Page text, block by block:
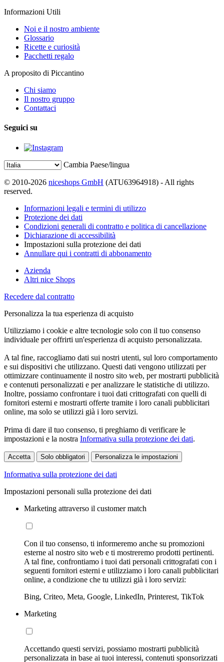
Informazioni Utili
Noi e il nostro ambiente
Glossario
Ricette e curiosità
Pacchetti regalo
A proposito di Piccantino
Chi siamo
Il nostro gruppo
Contattaci
Seguici su
Cambia Paese/lingua
© 2010-2026 niceshops GmbH (ATU63964918) - All rights
reserved.
Informazioni legali e termini di utilizzo
Protezione dei dati
Condizioni generali di contratto e politica di cancellazione
Dichiarazione di accessibilità
Impostazioni sulla protezione dei dati
Annullare qui i contratti di abbonamento
Azienda
Altri nice Shops
Recedere dal contratto
Personalizza la tua esperienza di acquisto
Utilizziamo i cookie e altre tecnologie solo con il tuo consenso
individuale per offrirti un'esperienza di acquisto personalizzata.
A tal fine, raccogliamo dati sui nostri utenti, sul loro comportamento
e sui dispositivi che utilizzano. Questi dati vengono utilizzati per
ottimizzare continuamente il nostro sito web, per mostrarti pubblicità
e contenuti personalizzati e per analizzare le statistiche di utilizzo.
Inoltre, possiamo confrontare i tuoi dati crittografati con quelli di
fornitori esterni e mostrarti offerte tramite i loro canali pubblicitari
online, ma solo se utilizzi già i loro servizi.
Prima di dare il tuo consenso, ti preghiamo di verificare le
impostazioni e la nostra Informativa sulla protezione dei dati.
Accetta Solo obbligatori Personalizza le impostazioni
Informativa sulla protezione dei dati
Impostazioni personali sulla protezione dei dati
Marketing attraverso il customer match
Con il tuo consenso, ti informeremo anche su promozioni
esterne al nostro sito web e ti mostreremo prodotti pertinenti.
A tal fine, confrontiamo i tuoi dati personali crittografati con i
seguenti fornitori esterni e utilizziamo i loro canali pubblicitari
online, a condizione che tu utilizzi già i loro servizi:
Bing, Criteo, Meta, Google, LinkedIn, Printerest, TikTok
Marketing
Accettando questi servizi, possiamo mostrarti pubblicità
personalizzata in base ai tuoi interessi, contenuti sponsorizzati